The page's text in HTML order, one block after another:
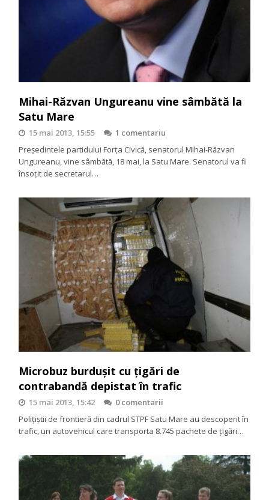
Mihai-Răzvan Ungureanu vine sâmbătă la
Satu Mare
15 mai 2013, 15:55
1 comentariu
Președintele partidului Forța Civică, senatorul Mihai-Răzvan
Ungureanu, vine sâmbătă, 18 mai, la Satu Mare. Senatorul va fi
însoțit de secretarul…
Microbuz burdușit cu țigări de
contrabandă depistat în trafic
15 mai 2013, 15:42
0 comentarii
Poliţiştii de frontieră din cadrul STPF Satu Mare au descoperit în
trafic, un autovehicul care transporta 8.745 pachete de țigări…